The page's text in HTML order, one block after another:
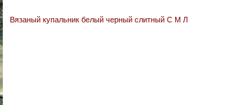
Вязаный купальник белый черный слитный С М Л